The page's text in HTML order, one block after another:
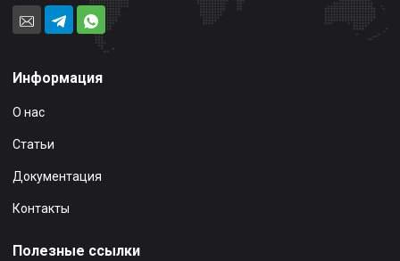
Информация
О нас
Статьи
Документация
Контакты
Полезные ссылки